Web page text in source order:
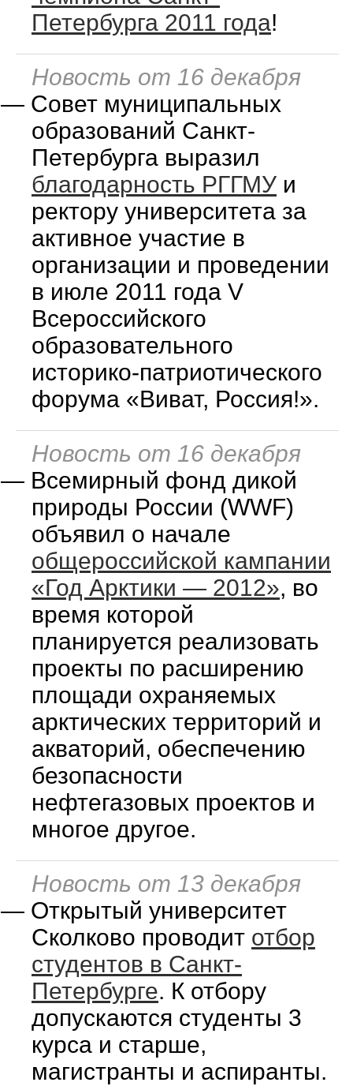
Петербурга 2011 года!
Новость от 16 декабря
— Совет муниципальных
образований Санкт-
Петербурга выразил
благодарность РГГМУ и
ректору университета за
активное участие в
организации и проведении
в июле 2011 года V
Всероссийского
образовательного
историко-патриотического
форума «Виват, Россия!».
Новость от 16 декабря
— Всемирный фонд дикой
природы России (WWF)
объявил о начале
общероссийской кампании
«Год Арктики — 2012», во
время которой
планируется реализовать
проекты по расширению
площади охраняемых
арктических территорий и
акваторий, обеспечению
безопасности
нефтегазовых проектов и
многое другое.
Новость от 13 декабря
— Открытый университет
Сколково проводит отбор
студентов в Санкт-
Петербурге. К отбору
допускаются студенты 3
курса и старше,
магистранты и аспиранты.